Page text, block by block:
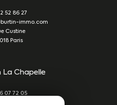
52 86 27
immo.com
Custine
Paris
La Chapelle
07 72 05